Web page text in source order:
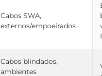
Cabos SWA,
externos/empoeirados
Cabos blindados,
ambientes